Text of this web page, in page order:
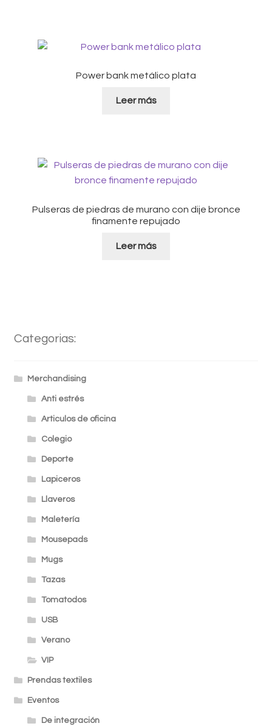
Power bank metálico plata
Leer más
Pulseras de piedras de murano con dije bronce
finamente repujado
Leer más
Categorias:
Merchandising
Anti estrés
Articulos de oficina
Colegio
Deporte
Lapiceros
Llaveros
Maletería
Mousepads
Mugs
Tazas
Tomatodos
USB
Verano
VIP
Prendas textiles
Eventos
De integración